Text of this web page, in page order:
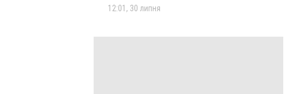
12:01, 30 липня